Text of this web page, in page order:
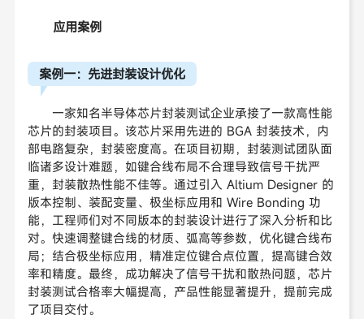
应用案例
案例一：先进封装设计优化
一家知名半导体芯片封装测试企业承接了一款高性能
芯片的封装项目。该芯片采用先进的 BGA 封装技术，内
部电路复杂，封装密度高。在项目初期，封装测试团队面
临诸多设计难题，如键合线布局不合理导致信号干扰严
重，封装散热性能不佳等。通过引入 Altium Designer 的
版本控制、装配变量、极坐标应用和 Wire Bonding 功
能，工程师们对不同版本的封装设计进行了深入分析和比
对。快速调整键合线的材质、弧高等参数，优化键合线布
局；结合极坐标应用，精准定位键合点位置，提高键合效
率和精度。最终，成功解决了信号干扰和散热问题，芯片
封装测试合格率大幅提高，产品性能显著提升，提前完成
了项目交付。